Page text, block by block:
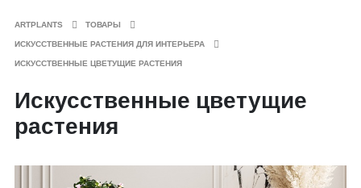
ARTPLANTS ТОВАРЫ
ИСКУССТВЕННЫЕ РАСТЕНИЯ ДЛЯ ИНТЕРЬЕРА
ИСКУССТВЕННЫЕ ЦВЕТУЩИЕ РАСТЕНИЯ
Искусственные цветущие
растения